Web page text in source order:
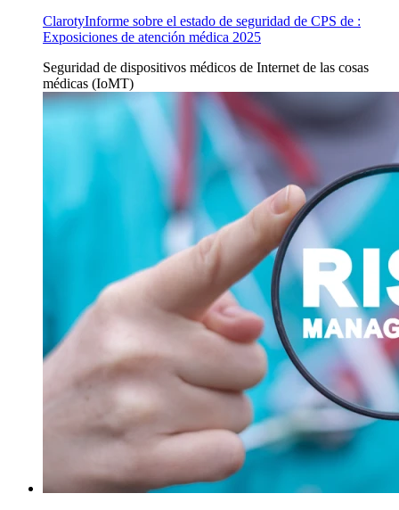
ClarotyInforme sobre el estado de seguridad de CPS de :
Exposiciones de atención médica 2025
Seguridad de dispositivos médicos de Internet de las cosas
médicas (IoMT)